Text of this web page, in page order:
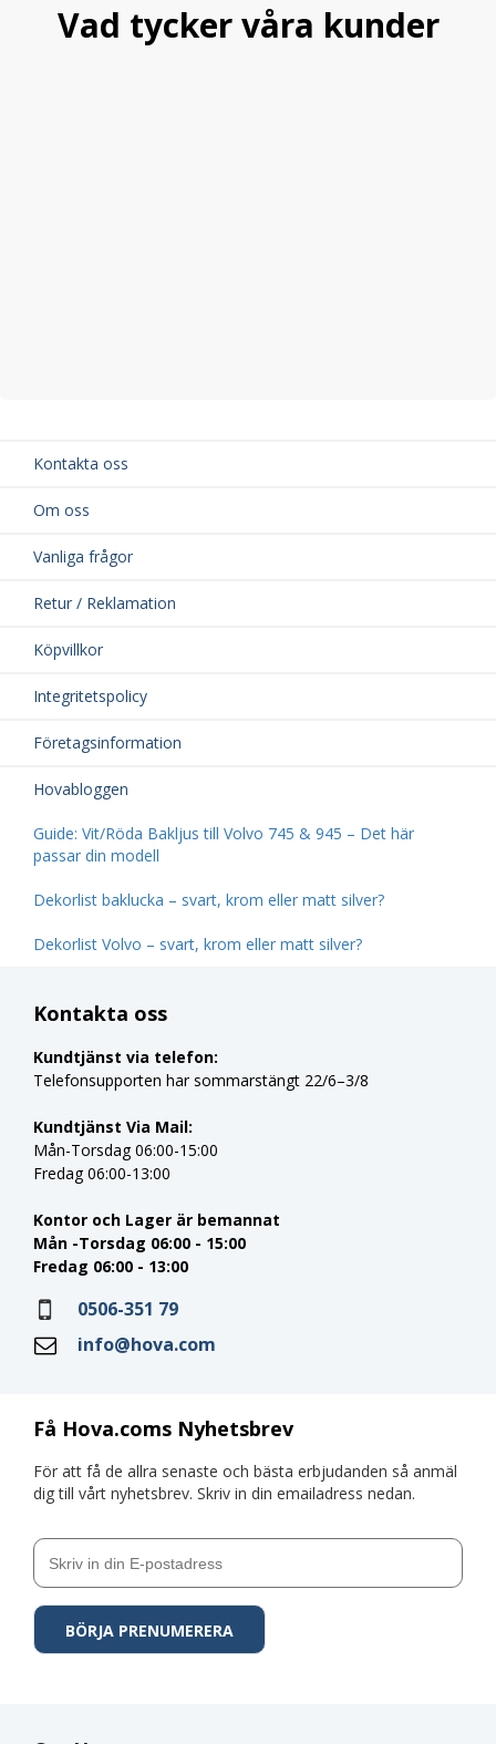
Vad tycker våra kunder
Kontakta oss
Om oss
Vanliga frågor
Retur / Reklamation
Köpvillkor
Integritetspolicy
Företagsinformation
Hovabloggen
Guide: Vit/Röda Bakljus till Volvo 745 & 945 – Det här
passar din modell
Dekorlist baklucka – svart, krom eller matt silver?
Dekorlist Volvo – svart, krom eller matt silver?
Få Hova.coms Nyhetsbrev
För att få de allra senaste och bästa erbjudanden så anmäl
dig till vårt nyhetsbrev. Skriv in din emailadress nedan.
Kontakta oss
Kundtjänst via telefon:
Telefonsupporten har sommarstängt 22/6–3/8
Kundtjänst Via Mail:
Mån-Torsdag 06:00-15:00
Fredag 06:00-13:00
Kontor och Lager är bemannat
Mån -Torsdag 06:00 - 15:00
Fredag 06:00 - 13:00
0506-351 79
info@hova.com